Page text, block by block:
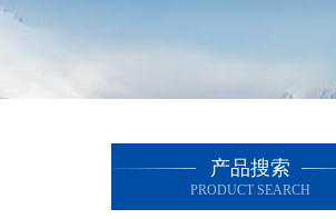
产品搜索
PRODUCT SEARCH